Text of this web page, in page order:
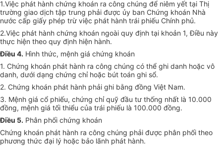
1.Việc phát hành chứng khoán ra công chúng để niêm yết tại Thị
trường giao dịch tập trung phải được ủy ban Chứng khoán Nhà
nước cấp giấy phép trừ việc phát hành trái phiếu Chính phủ.
2.Việc phát hành chứng khoán ngoài quy định tại khoản 1, Điều này
thực hiện theo quy định hiện hành.
Điều 4. Hình thức, mệnh giá chứng khoán
1. Chứng khoán phát hành ra công chúng có thể ghi danh hoặc vô
danh, dưới dạng chứng chỉ hoặc bút toán ghi sổ.
2. Chứng khoán phát hành phải ghi bằng đồng Việt Nam.
3. Mệnh giá cổ phiếu, chứng chỉ quỹ đầu tư thống nhất là 10.000
đồng, mệnh giá tối thiểu của trái phiếu là 100.000 đồng.
Điều 5. Phân phối chứng khoán
Chứng khoán phát hành ra công chúng phải được phân phối theo
phương thức đại lý hoặc bảo lãnh phát hành.